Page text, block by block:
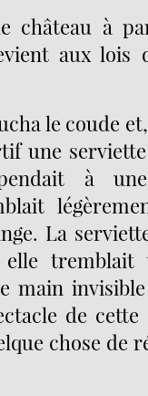
château à
aux lois
le coude
une
à
La
elle
main
de cette
chose de